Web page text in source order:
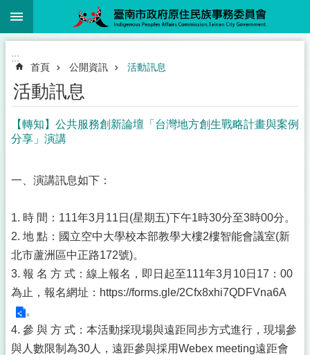
跳到主要內容區塊
:::
首頁 公開資訊 活動訊息
活動訊息
【轉知】公共服務創新論壇「台灣地方創生戰略計畫與案例
分享」演講
一、演講訊息如下：
1. 時 間：111年3月11日(星期五)下午1時30分至3時00分。
2. 地 點：國立空中大學校本部教學大樓2樓智能會議室(新
北市蘆洲區中正路172號)。
3. 報 名 方 式：線上報名，即日起至111年3月10日17：00
為止，報名網址： https://forms.gle/2Cfx8xhi7QDFVna6A
。
4. 參 與 方 式：本活動採現場與遠距同步方式進行，現場參
與人數限制為30人，遠距參與採用Webex meeting遠距會